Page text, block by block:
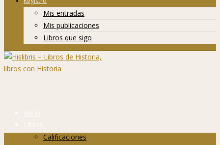
Mis entradas
Mis publicaciones
Libros que sigo
Inicio
Libros
Calificaciones